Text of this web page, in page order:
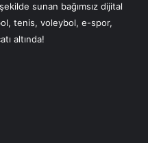
sunan bağımsız dijital
tenis, voleybol, e-spor,
altında!